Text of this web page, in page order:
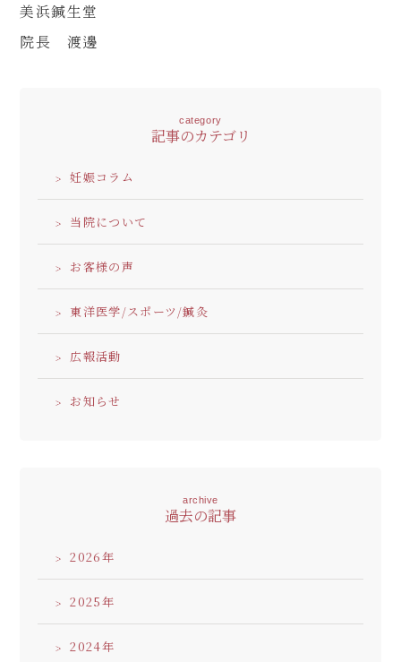
美浜鍼生堂
院長 渡邊
category
記事のカテゴリ
妊娠コラム
当院について
お客様の声
東洋医学/スポーツ/鍼灸
広報活動
お知らせ
archive
過去の記事
2026
2025
2024